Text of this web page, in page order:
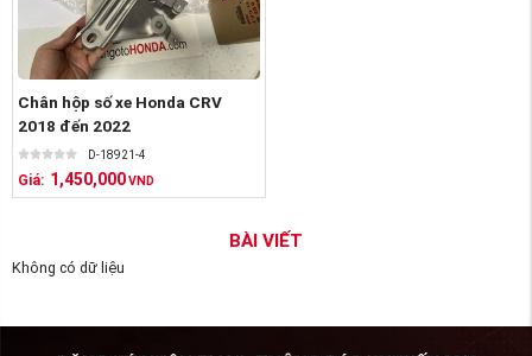
Chân hộp số xe Honda CRV
2018 đến 2022
D-18921-4
Giá: 1,450,000 VND
BÀI VIẾT
Không có dữ liệu